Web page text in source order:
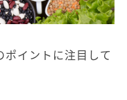
イントに注目して